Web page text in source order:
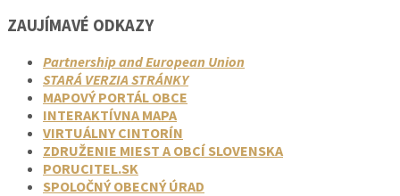
ZAUJÍMAVÉ ODKAZY
Partnership and European Union
STARÁ VERZIA STRÁNKY
MAPOVÝ PORTÁL OBCE
INTERAKTÍVNA MAPA
VIRTUÁLNY CINTORÍN
ZDRUŽENIE MIEST A OBCÍ SLOVENSKA
PORUCITEL.SK
SPOLOČNÝ OBECNÝ ÚRAD